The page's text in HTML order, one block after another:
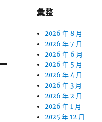
彙整
2026 年 8 月
2026 年 7 月
2026 年 6 月
2026 年 5 月
2026 年 4 月
2026 年 3 月
2026 年 2 月
2026 年 1 月
2025 年 12 月